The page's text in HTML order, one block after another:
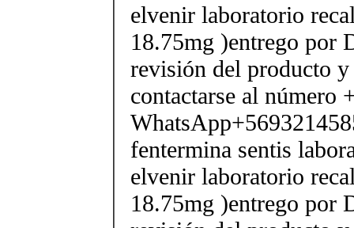
elvenir laboratorio
18.75mg )entrego por
revisión del producto
contactarse al número
fentermina sentis
elvenir laboratorio
18.75mg )entrego por